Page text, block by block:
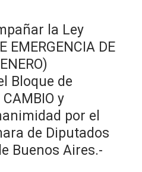
la Ley
EMERGENCIA DE
Bloque de
y
por el
de Diputados
Buenos Aires.-